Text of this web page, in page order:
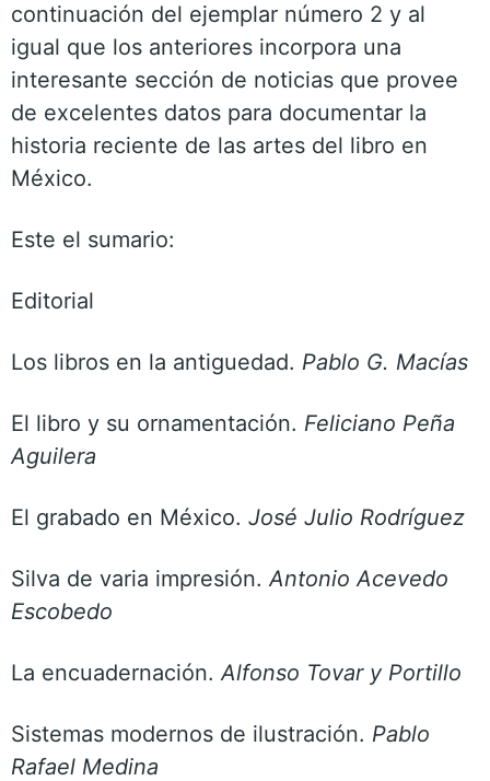
continuación del ejemplar número 2 y al
igual que los anteriores incorpora una
interesante sección de noticias que provee
de excelentes datos para documentar la
historia reciente de las artes del libro en
México.
Este el sumario:
Editorial
Los libros en la antiguedad. Pablo G. Macías
El libro y su ornamentación. Feliciano Peña
Aguilera
El grabado en México. José Julio Rodríguez
Silva de varia impresión.Antonio Acevedo
Escobedo
La encuadernación.Alfonso Tovar y Portillo
Sistemas modernos de ilustración. Pablo
Rafael Medina